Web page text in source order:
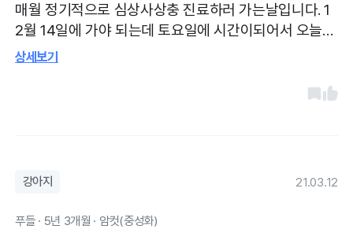
매월 정기적으로 심상사상충 진료하러 가는날입니다. 1
2월 14일에 가야 되는데 토요일에 시간이되어서 오늘
다녀옮. 아침일찍 갔더니 첫손님이라서 바로 기다림없이
톱과 발주위 털을 깎아 주고 심상사상충을 발라 완료. 다
하였다. 미용사 선생님도 넘 친절하다.
상세보기
강아지 21.03.12
푸들 · 5년 3개월 · 암컷(중성화)